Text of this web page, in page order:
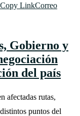
Copy LinkCorreo
Gobierno y
del país
afectadas rutas,
puntos del